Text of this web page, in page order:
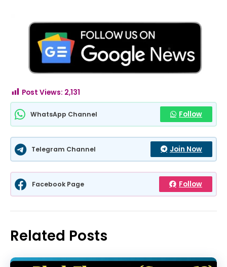
Post Views: 2,131
WhatsApp Channel Follow
Telegram Channel Join Now
Facebook Page Follow
Related Posts